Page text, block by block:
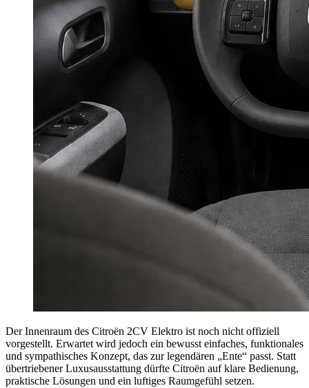
Der Innenraum des Citroën 2CV Elektro ist noch nicht offiziell
vorgestellt. Erwartet wird jedoch ein bewusst einfaches, funktionales
und sympathisches Konzept, das zur legendären „Ente“ passt. Statt
übertriebener Luxusausstattung dürfte Citroën auf klare Bedienung,
praktische Lösungen und ein luftiges Raumgefühl setzen.